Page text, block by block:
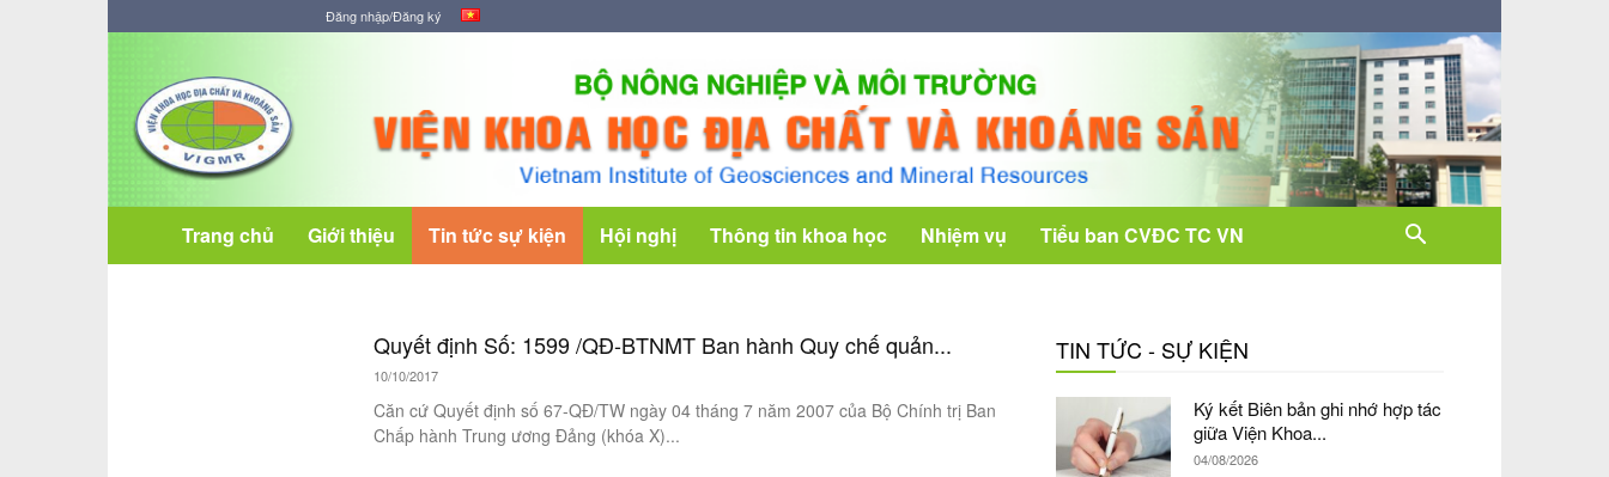
Đăng nhập/Đăng ký
Viện
Khoa
học
Địa
chất
và
Khoáng
sản
Trang chủ Giới thiệu Tin tức sự kiện Hội nghị Thông tin khoa học Nhiệm vụ Tiểu ban CVĐC TC VN
Quyết định Số: 1599 /QĐ-BTNMT Ban hành Quy chế quản...
10/10/2017
Căn cứ Quyết định số 67-QĐ/TW ngày 04 tháng 7 năm 2007 của Bộ Chính trị Ban
Chấp hành Trung ương Đảng (khóa X)...
TIN TỨC - SỰ KIỆN
Ký kết Biên bản ghi nhớ hợp tác
giữa Viện Khoa...
04/08/2026